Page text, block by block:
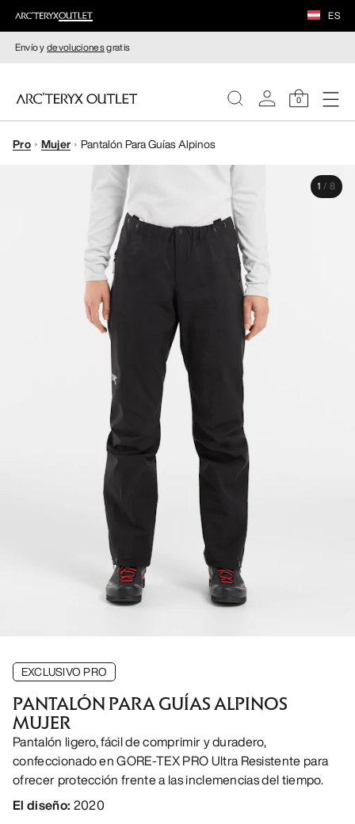
ES
Envío ydevolucionesgratis
0
MUJERE
Pro Mujer Pantalón Para Guías Alpinos
1 / 8
EXCLUSIVO PRO
PANTALÓN PARA GUÍAS ALPINOS
MUJER
Pantalón ligero, fácil de comprimir y duradero,
confeccionado en GORE-TEX PRO Ultra Resistente para
ofrecer protección frente a las inclemencias del tiempo.
El diseño: 2020